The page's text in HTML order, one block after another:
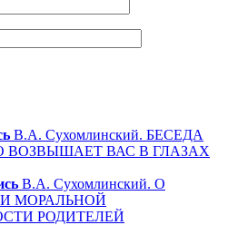
В.А. Сухомлинский. БЕСЕДА
ВОЗВЫШАЕТ ВАС В ГЛАЗАХ
В.А. Сухомлинский. О
МОРАЛЬНОЙ
РОДИТЕЛЕЙ